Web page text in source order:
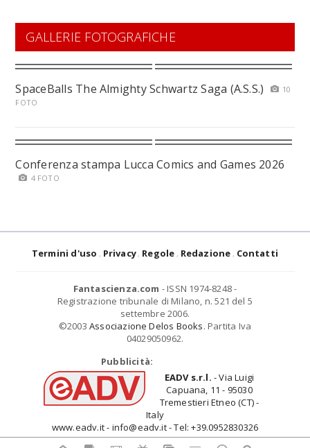
GALLERIE FOTOGRAFICHE
SpaceBalls The Almighty Schwartz Saga (A.S.S.)
10
FOTO
Conferenza stampa Lucca Comics and Games 2026
4 FOTO
Termini d'uso Privacy Regole Redazione Contatti
Fantascienza.com - ISSN 1974-8248 -
Registrazione tribunale di Milano, n. 521 del 5
settembre 2006.
©2003 Associazione Delos Books. Partita Iva
04029050962.
Pubblicità:
EADV s.r.l. - Via Luigi
Capuana, 11 - 95030
Tremestieri Etneo (CT) -
Italy
www.eadv.it - info@eadv.it - Tel: +39.0952830326